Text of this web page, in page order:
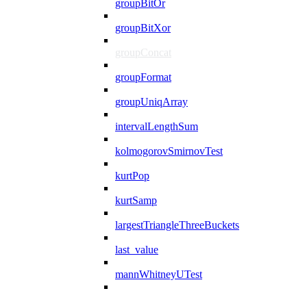
groupBitOr
groupBitXor
groupConcat
groupFormat
groupUniqArray
intervalLengthSum
kolmogorovSmirnovTest
kurtPop
kurtSamp
largestTriangleThreeBuckets
last_value
mannWhitneyUTest